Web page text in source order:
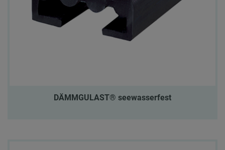
DÄMMGULAST® seewasserfest